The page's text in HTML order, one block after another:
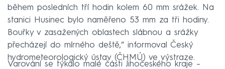
během posledních tří hodin kolem 60 mm srážek. Na
stanici Husinec bylo naměřeno 53 mm za tři hodiny.
Bouřky v zasažených oblastech slábnou a srážky
přecházejí do mírného deště,“ informoval Český
hydrometeorologický ústav (ČHMÚ) ve výstraze.
Varování se týkalo malé části Jihočeského kraje –